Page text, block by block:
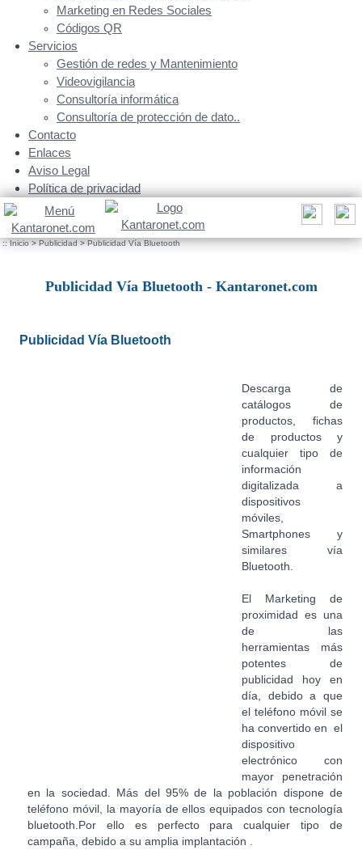
Marketing en Redes Sociales
Códigos QR
Servicios
Gestión de redes y Mantenimiento
Videovigilancia
Consultoría informática
Consultoría de protección de dato..
Contacto
Enlaces
Aviso Legal
Política de privacidad
:: Inicio>Publicidad>Publicidad Vía Bluetooth
Publicidad Vía Bluetooth - Kantaronet.com
Publicidad Vía Bluetooth
Descarga de
catálogos de
productos, fichas
de productos y
cualquier tipo de
información
digitalizada a
dispositivos
móviles,
Smartphones y
similares vía
Bluetooth.
El Marketing de
proximidad es una
de las
herramientas más
potentes de
publicidad hoy en
día, debido a que
el teléfono móvil se
ha convertido en el
dispositivo
electrónico con
mayor penetración
en la sociedad. Más del 95% de la población dispone de
teléfono móvil, la mayoría de ellos equipados con tecnología
bluetooth.Por ello es perfecto para cualquier tipo de
campaña, debido a su amplia implantación .